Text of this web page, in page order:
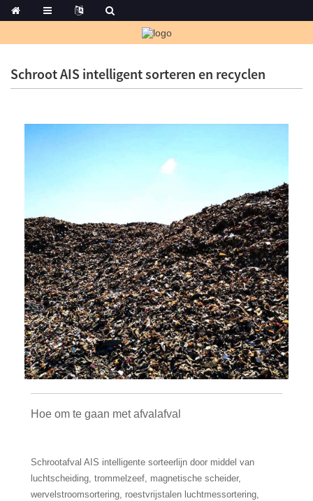
Schroot AIS intelligent sorteren en recyclen
Hoe om te gaan met afvalafval
Schrootafval AIS intelligente sorteerlijn door middel van
luchtscheiding, trommelzeef, magnetische scheider,
wervelstroomsortering, roestvrijstalen luchtmessortering,